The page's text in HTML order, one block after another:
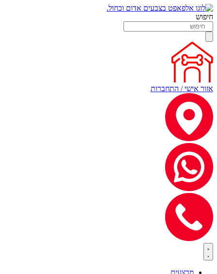
חיפוש
אזור אישי / התחברות
מבצעים